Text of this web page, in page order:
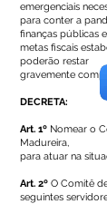
emergenciais
para conter a
finanças públicas
metas fiscais
poderão restar
gravemente
DECRETA:
Art. 1º Nomear o
Madureira,
para atuar na
Art. 2º O Comitê
seguintes